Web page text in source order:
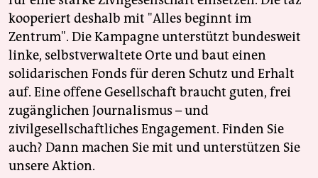
kooperiert deshalb mit "Alles beginnt im
Zentrum". Die Kampagne unterstützt bundesweit
linke, selbstverwaltete Orte und baut einen
solidarischen Fonds für deren Schutz und Erhalt
auf. Eine offene Gesellschaft braucht guten, frei
zugänglichen Journalismus – und
zivilgesellschaftliches Engagement. Finden Sie
auch? Dann machen Sie mit und unterstützen Sie
unsere Aktion.